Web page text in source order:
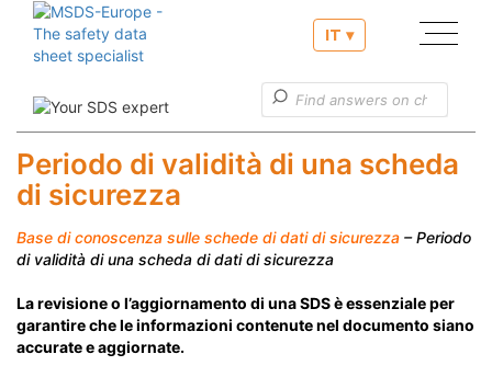
IT ▾
Nostri servizi
Informazioni utili
Servizio clienti
Periodo di validità di una scheda
di sicurezza
Base di conoscenza sulle schede di dati di sicurezza – Periodo
di validità di una scheda di dati di sicurezza
La revisione o l’aggiornamento di una SDS è essenziale per
garantire che le informazioni contenute nel documento siano
accurate e aggiornate.